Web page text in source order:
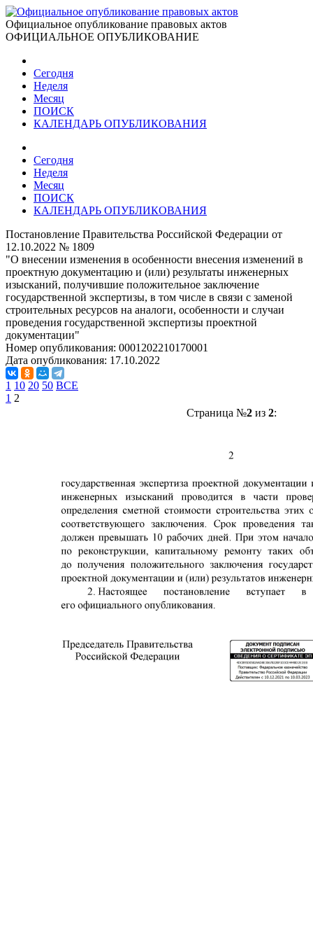
Официальное опубликование правовых актов
ОФИЦИАЛЬНОЕ ОПУБЛИКОВАНИЕ
Сегодня
Неделя
Месяц
ПОИСК
КАЛЕНДАРЬ ОПУБЛИКОВАНИЯ
Сегодня
Неделя
Месяц
ПОИСК
КАЛЕНДАРЬ ОПУБЛИКОВАНИЯ
Постановление Правительства Российской Федерации от
12.10.2022 № 1809
"О внесении изменения в особенности внесения изменений в
проектную документацию и (или) результаты инженерных
изысканий, получившие положительное заключение
государственной экспертизы, в том числе в связи с заменой
строительных ресурсов на аналоги, особенности и случаи
проведения государственной экспертизы проектной
документации"
Номер опубликования: 0001202210170001
Дата опубликования: 17.10.2022
1 10 20 50 ВСЕ
1 2
Страница №2из 2: